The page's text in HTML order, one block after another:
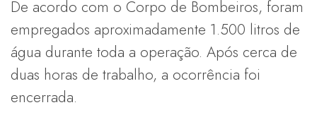
De acordo com o Corpo de Bombeiros, foram
empregados aproximadamente 1.500 litros de
água durante toda a operação. Após cerca de
duas horas de trabalho, a ocorrência foi
encerrada.